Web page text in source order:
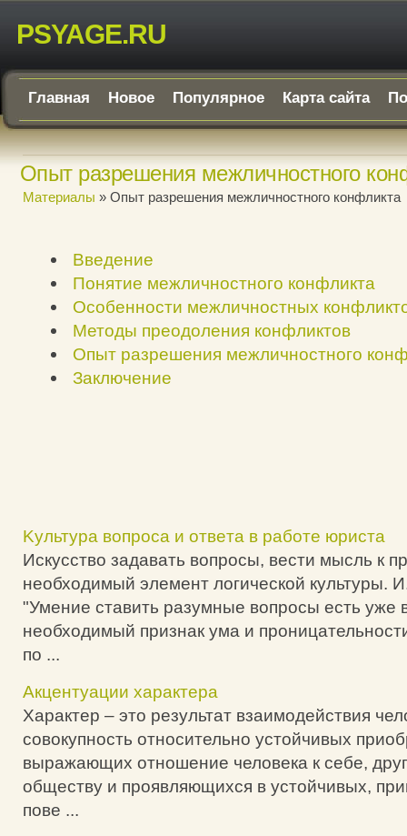
PSYAGE.RU
Главная Новое Популярное Карта сайта
Опыт разрешения межличностного
Материалы » Опыт разрешения межличностного конфликта
Введение
Понятие межличностного конфликта
Особенности межличностных
Методы преодоления конфликтов
Опыт разрешения межличностного
Заключение
Kультуpa вoпpoca и oтвeтa в paбoтe юpиcтa
Искусство задавать вопросы, вести мысль к
необходимый элемент логической культуры.
"Умение ставить разумные вопросы есть уже
необходимый признак ума и
по ...
Акцентуации характера
Характер – это результат взаимодействия
совокупность относительно устойчивых
выражающих отношение человека к себе,
обществу и проявляющихся в устойчивых,
пове ...